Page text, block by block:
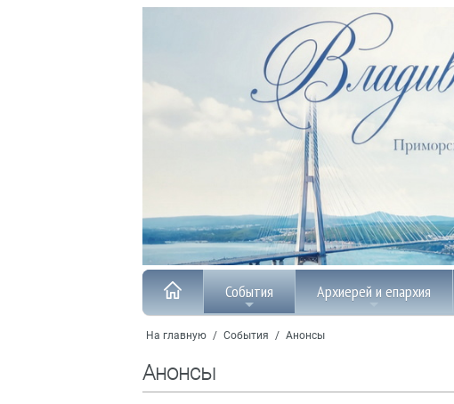
События Архиерей и епархия
На главную / События / Анонсы
Анонсы